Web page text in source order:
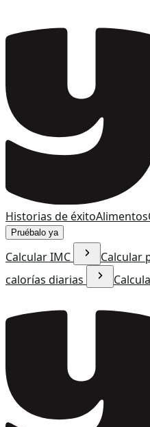
Historias de éxitoAlimentos
Pruébalo ya
Calcular IMC Calcular
calorías diarias